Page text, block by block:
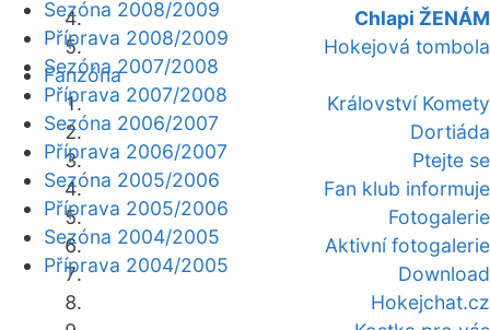
Chlapi ŽENÁM
Hokejová tombola
Fanzóna
Království Komety
Dortiáda
Ptejte se
Fan klub informuje
Fotogalerie
Aktivní fotogalerie
Download
Hokejchat.cz
Sezóna 2008/2009
Příprava 2008/2009
Sezóna 2007/2008
Příprava 2007/2008
Sezóna 2006/2007
Příprava 2006/2007
Sezóna 2005/2006
Příprava 2005/2006
Sezóna 2004/2005
Příprava 2004/2005